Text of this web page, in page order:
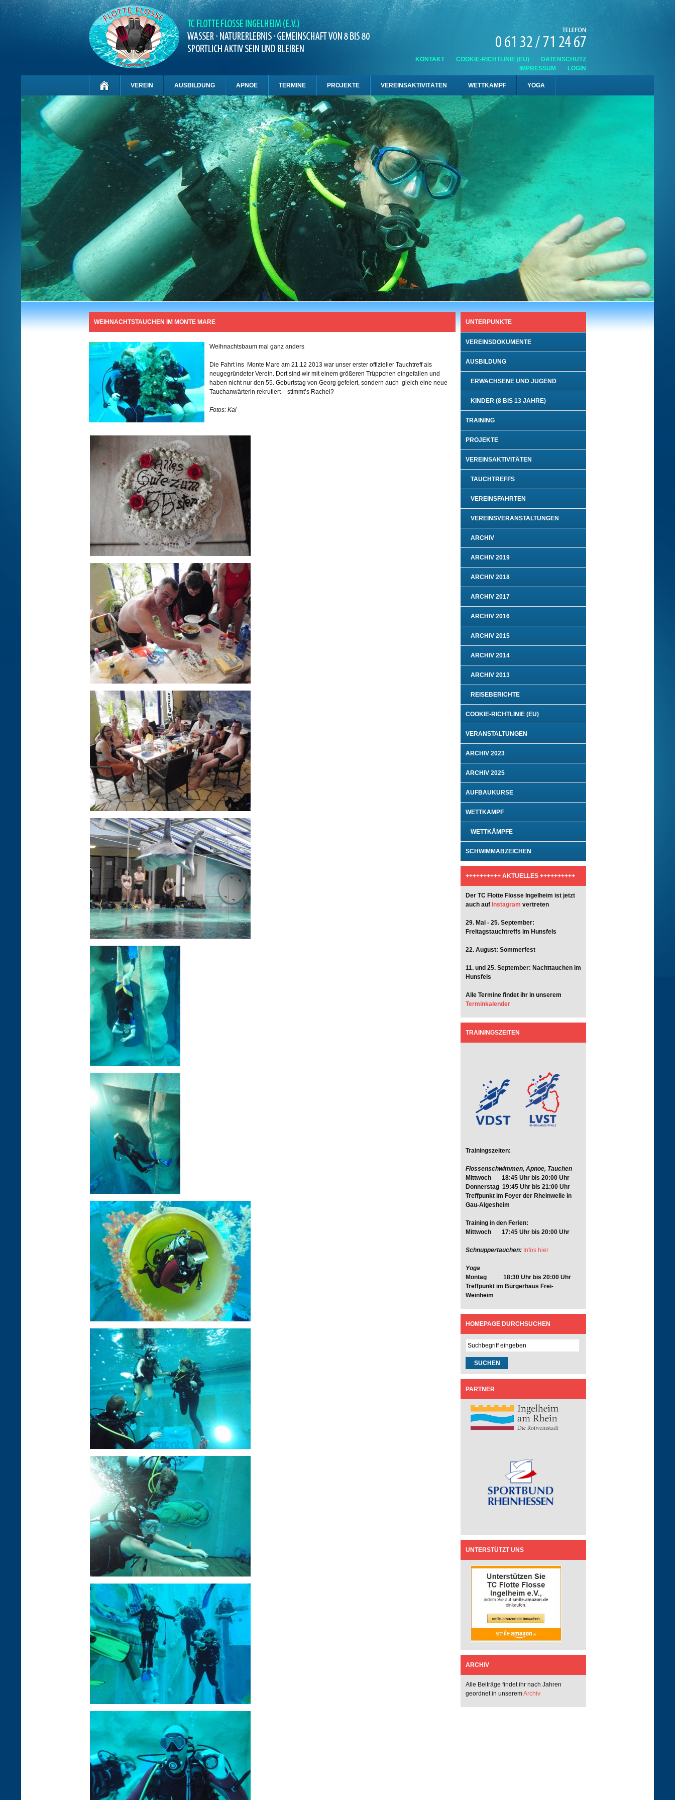
KONTAKT COOKIE-RICHTLINIE (EU)
DATENSCHUTZ
IMPRESSUM
LOGIN
VEREIN AUSBILDUNG APNOE TERMINE PROJEKTE VEREINSAKTIVITÄTEN WETTKAMPF YOGA
WEIHNACHTSTAUCHEN IM MONTE MARE
Weihnachtsbaum mal ganz anders
Die Fahrt ins Monte Mare am 21.12 2013 war unser erster offizieller Tauchtreff als
neugegründeter Verein. Dort sind wir mit einem größeren Trüppchen eingefallen und
haben nicht nur den 55. Geburtstag von Georg gefeiert, sondern auch gleich eine neue
Tauchanwärterin rekrutiert – stimmt’s Rachel?
Fotos: Kai
UNTERPUNKTE
VEREINSDOKUMENTE
AUSBILDUNG
ERWACHSENE UND JUGEND
KINDER (8 BIS 13 JAHRE)
TRAINING
PROJEKTE
VEREINSAKTIVITÄTEN
TAUCHTREFFS
VEREINSFAHRTEN
VEREINSVERANSTALTUNGEN
ARCHIV
ARCHIV 2019
ARCHIV 2018
ARCHIV 2017
ARCHIV 2016
ARCHIV 2015
ARCHIV 2014
ARCHIV 2013
REISEBERICHTE
COOKIE-RICHTLINIE (EU)
VERANSTALTUNGEN
ARCHIV 2023
ARCHIV 2025
AUFBAUKURSE
WETTKAMPF
WETTKÄMPFE
SCHWIMMABZEICHEN
++++++++++ AKTUELLES ++++++++++
Der TC Flotte Flosse Ingelheim ist jetzt
auch auf Instagram vertreten
29. Mai - 25. September:
Freitagstauchtreffs im Hunsfels
22. August: Sommerfest
11. und 25. September: Nachttauchen im
Hunsfels
Alle Termine findet ihr in unserem
Terminkalender
TRAININGSZEITEN
Trainingszeiten:
Flossenschwimmen, Apnoe, Tauchen
Mittwoch 18:45 Uhr bis 20:00 Uhr
Donnerstag 19:45 Uhr bis 21:00 Uhr
Treffpunkt im Foyer der Rheinwelle in
Gau-Algesheim
Training in den Ferien:
Mittwoch 17:45 Uhr bis 20:00 Uhr
Schnuppertauchen: Infos hier
Yoga
Montag 18:30 Uhr bis 20:00 Uhr
Treffpunkt im Bürgerhaus Frei-
Weinheim
HOMEPAGE DURCHSUCHEN
PARTNER
UNTERSTÜTZT UNS
ARCHIV
Alle Beiträge findet ihr nach Jahren
geordnet in unseremArchiv